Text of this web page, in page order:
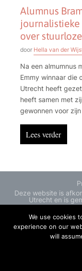
Alumnus
journalistieke
over
door Hella van der
Na een almumnus
Emmy winnaar die
Utrecht heeft gezeten:
heeft samen met
gewonnen voor
SvJmedia.nl geeft
dromen, dé tip hoe
Lees verder
Deze website is
Utrecht en is
We use cookies
experience on our
will